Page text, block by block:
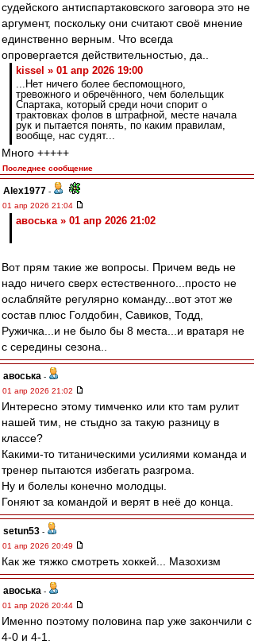
судейского антиспартаковского заговора это не
аргумент, поскольку они считают своё мнение
единственно верным. Что всегда
опровергается действительностью, да..
kissel » 01 апр 2026 19:00
...Нет ничего более беспомощного,
тревожного и обречённого, чем болельщик
Спартака, который среди ночи спорит о
трактовках фолов в штрафной, месте начала
рук и пытается понять, по каким правилам,
вообще, нас судят...
Много +++++
Последнее сообщение
Alex1977 -
01 апр 2026 21:04
авоська » 01 апр 2026 21:02
Вот прям такие же вопросы. Причем ведь не
надо ничего сверх естественного...просто не
ослабляйте регулярно команду...вот этот же
состав плюс Голдобин, Савиков, Тодд,
Ружичка...и не было бы 8 места...и вратаря не
с середины сезона..
авоська -
01 апр 2026 21:02
Интересно этому тимченко или кто там рулит
нашей тим, не стыдно за такую разницу в
классе?
Какими-то титаническими усилиями команда и
тренер пытаются избегать разгрома.
Ну и болелы конечно молодцы.
Гоняют за командой и верят в неё до конца.
setun53 -
01 апр 2026 20:49
Как же тяжко смотреть хоккей... Мазохизм
авоська -
01 апр 2026 20:44
Именно поэтому половина пар уже закончили с
4-0 и 4-1.